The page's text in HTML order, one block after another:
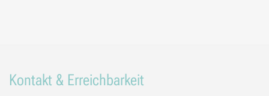
Kontakt & Erreichbarkeit